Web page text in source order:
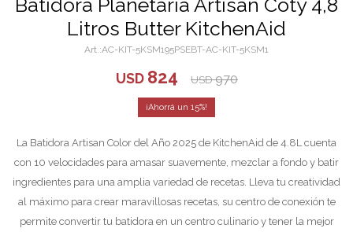
Batidora Planetaria Artisan Coty 4,8
Litros Butter KitchenAid
AC-KIT-5KSM195PSEBT-AC-KIT-5KSM1
USD 824 USD 970
15
La Batidora Artisan Color del Año 2025 de KitchenAid de 4.8L cuenta
con 10 velocidades para amasar suavemente, mezclar a fondo y batir
ingredientes para una amplia variedad de recetas. Lleva tu creatividad
al máximo para crear maravillosas recetas, su centro de conexión te
permite convertir tu batidora en un centro culinario y tener la mejor